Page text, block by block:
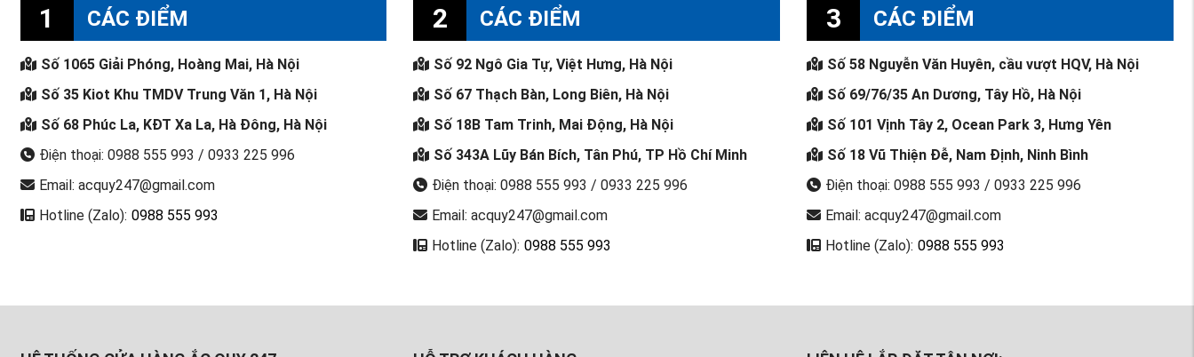
1 CÁC ĐIỂM
Số 1065 Giải Phóng, Hoàng Mai, Hà Nội
Số 35 Kiot Khu TMDV Trung Văn 1, Hà Nội
Số 68 Phúc La, KĐT Xa La, Hà Đông, Hà Nội
Điện thoại: 0988 555 993 / 0933 225 996
Email: acquy247@gmail.com
Hotline (Zalo): 0988 555 993
2 CÁC ĐIỂM
Số 92 Ngô Gia Tự, Việt Hưng, Hà Nội
Số 67 Thạch Bàn, Long Biên, Hà Nội
Số 18B Tam Trinh, Mai Động, Hà Nội
Số 343A Lũy Bán Bích, Tân Phú, TP Hồ Chí Minh
Điện thoại: 0988 555 993 / 0933 225 996
Email: acquy247@gmail.com
Hotline (Zalo): 0988 555 993
3 CÁC ĐIỂM
Số 58 Nguyễn Văn Huyên, cầu vượt HQV, Hà Nội
Số 69/76/35 An Dương, Tây Hồ, Hà Nội
Số 101 Vịnh Tây 2, Ocean Park 3, Hưng Yên
Số 18 Vũ Thiện Đễ, Nam Định, Ninh Bình
Điện thoại: 0988 555 993 / 0933 225 996
Email: acquy247@gmail.com
Hotline (Zalo): 0988 555 993